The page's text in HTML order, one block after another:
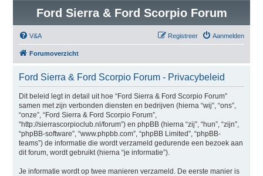
Ford Sierra & Ford Scorpio Forum
V&A Aanmelden
Registreer
Forumoverzicht
Ford Sierra & Ford Scorpio Forum - Privacybeleid
Dit beleid legt in detail uit hoe “Ford Sierra & Ford Scorpio Forum”
samen met zijn verbonden diensten en bedrijven (hierna “wij”, “ons”,
“onze”, “Ford Sierra & Ford Scorpio Forum”,
“http://sierrascorpioclub.nl/forum”) en phpBB (hierna “zij”, “hun”, “zijn”,
“phpBB-software”, “www.phpbb.com”, “phpBB Limited”, “phpBB-
teams”) de informatie die wordt verzameld gedurende een bezoek aan
dit forum, wordt gebruikt (hierna “je informatie”).
Je informatie wordt op twee manieren verzameld. De eerste manier is